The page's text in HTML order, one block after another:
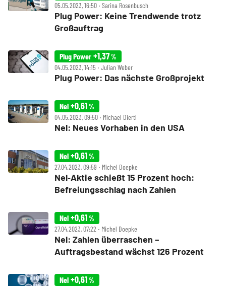
05.05.2023, 16:50 ‧ Sarina Rosenbusch
Plug Power: Keine Trendwende trotz
Großauftrag
Plug Power +1,37%
04.05.2023, 14:15 ‧ Julian Weber
Plug Power: Das nächste Großprojekt
Nel +0,61%
04.05.2023, 09:50 ‧ Michael Diertl
Nel: Neues Vorhaben in den USA
Nel +0,61%
27.04.2023, 09:59 ‧ Michel Doepke
Nel‑Aktie schießt 15 Prozent hoch:
Befreiungsschlag nach Zahlen
Nel +0,61%
27.04.2023, 07:22 ‧ Michel Doepke
Nel: Zahlen überraschen –
Auftragsbestand wächst 126 Prozent
Nel +0,61%